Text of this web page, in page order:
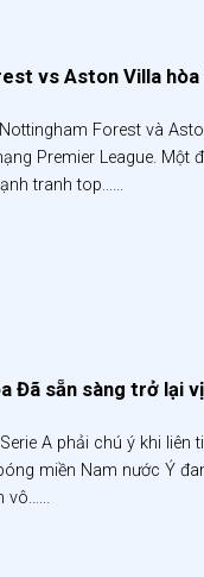
vs Aston Villa
Forest và
Premier League. Một
tranh top......
Đã sẵn sàng trở lại
A phải chú ý khi
miền Nam nước Ý